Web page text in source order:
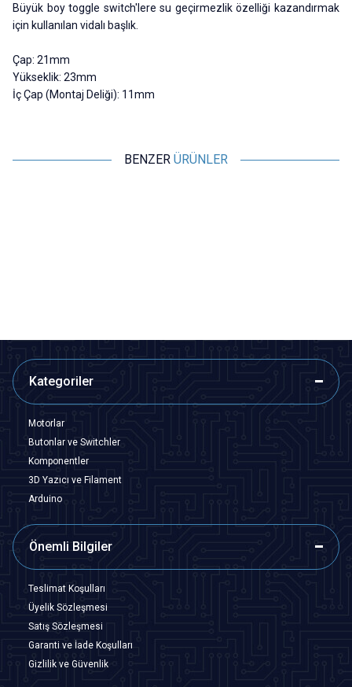
Büyük boy toggle switch'lere su geçirmezlik özelliği kazandırmak
için kullanılan vidalı başlık.
Çap: 21mm
Yükseklik: 23mm
İç Çap (Montaj Deliği): 11mm
BENZER ÜRÜNLER
Kategoriler
Motorlar
Butonlar ve Switchler
Komponentler
3D Yazıcı ve Filament
Arduino
Önemli Bilgiler
Teslimat Koşulları
Üyelik Sözleşmesi
Satış Sözleşmesi
Garanti ve İade Koşulları
Gizlilik ve Güvenlik